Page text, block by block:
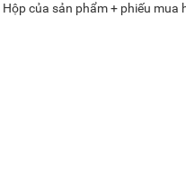
của sản phẩm + phiếu